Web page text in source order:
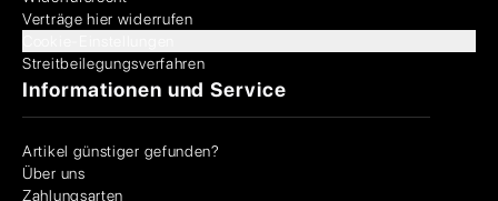
Verträge hier widerrufen
Streitbeilegungsverfahren
Informationen und Service
Artikel günstiger gefunden?
Über uns
Zahlungsarten